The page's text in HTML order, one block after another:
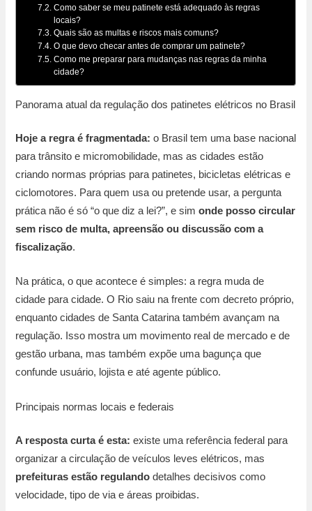
Como saber se meu patinete está adequado às regras
locais?
Quais são as multas e riscos mais comuns?
O que devo checar antes de comprar um patinete?
Como me preparar para mudanças nas regras da minha
cidade?
Panorama atual da regulação dos patinetes elétricos no Brasil
Hoje a regra é fragmentada: o Brasil tem uma base nacional
para trânsito e micromobilidade, mas as cidades estão
criando normas próprias para patinetes, bicicletas elétricas e
ciclomotores. Para quem usa ou pretende usar, a pergunta
prática não é só “o que diz a lei?”, e simonde posso circular
sem risco de multa, apreensão ou discussão com a
fiscalização.
Na prática, o que acontece é simples: a regra muda de
cidade para cidade. O Rio saiu na frente com decreto próprio,
enquanto cidades de Santa Catarina também avançam na
regulação. Isso mostra um movimento real de mercado e de
gestão urbana, mas também expõe uma bagunça que
confunde usuário, lojista e até agente público.
Principais normas locais e federais
A resposta curta é esta: existe uma referência federal para
organizar a circulação de veículos leves elétricos, mas
prefeituras estão regulando detalhes decisivos como
velocidade, tipo de via e áreas proibidas.